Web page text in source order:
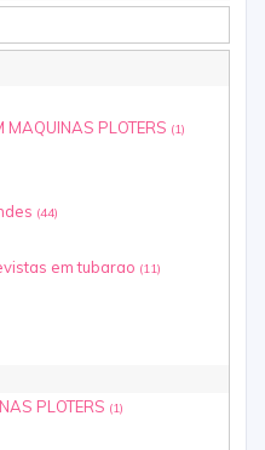
MAQUINAS PLOTERS (1)
(44)
em tubarao (11)
PLOTERS (1)